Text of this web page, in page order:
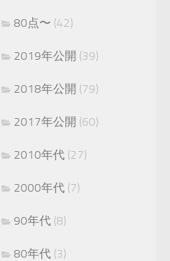
80点〜 (42)
2019年公開 (39)
2018年公開 (79)
2017年公開 (60)
2010年代 (27)
2000年代 (7)
90年代 (8)
80年代 (3)